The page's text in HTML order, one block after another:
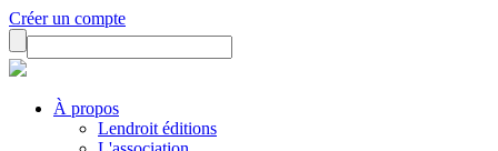
Créer un compte
À propos
Lendroit éditions